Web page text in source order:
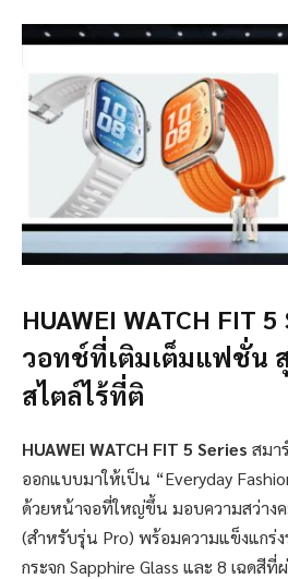
HUAWEI WATCH FIT 5
วอทช์ที่เติมเต็มแฟชั่น
สไตล์ไร้ที่ติ
HUAWEI WATCH FIT 5 Series สมา
ออกแบบมาให้เป็น “Everyday
ด้วยหน้าจอที่ใหญ่ขึ้น มอบความสว่าง
(สำหรับรุ่น Pro) พร้อมความแข็งแกร่
กระจก Sapphire Glass และ 8 เฉดสี